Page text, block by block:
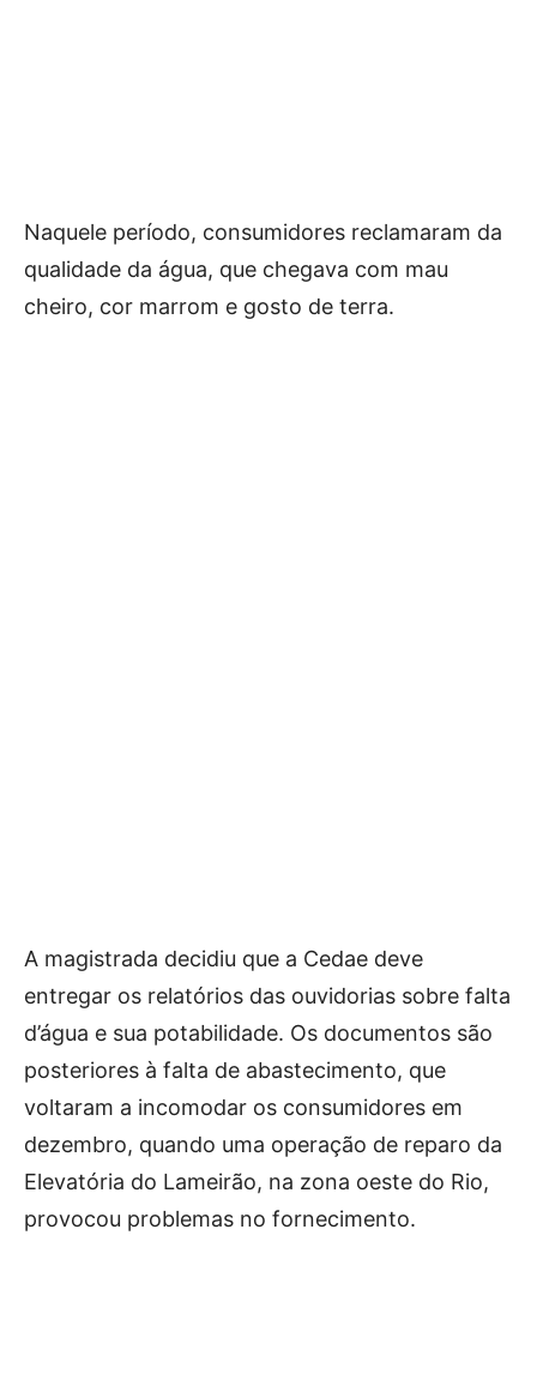
Naquele período, consumidores reclamaram da
qualidade da água, que chegava com mau
cheiro, cor marrom e gosto de terra.
A magistrada decidiu que a Cedae deve
entregar os relatórios das ouvidorias sobre falta
d’água e sua potabilidade. Os documentos são
posteriores à falta de abastecimento, que
voltaram a incomodar os consumidores em
dezembro, quando uma operação de reparo da
Elevatória do Lameirão, na zona oeste do Rio,
provocou problemas no fornecimento.